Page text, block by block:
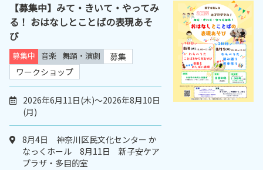
【募集中】みて・きいて・やってみ
る！ おはなしとことばの表現あそ
び
募集中 音楽 舞踊・演劇
募集
ワークショップ
2026年6月11日(木)～2026年8月10日
(月)
8月4日 神奈川区民文化センター か
なっくホール 8月11日 新子安ケア
プラザ・多目的室